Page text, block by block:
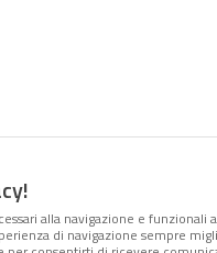
alla navigazione e funzionali
di navigazione sempre